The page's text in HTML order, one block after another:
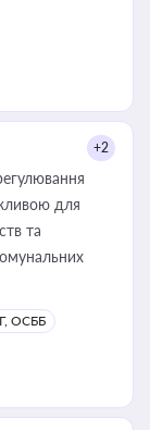
+2
для
та
ОСББ